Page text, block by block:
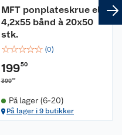
MFT ponplateskrue elf
4,2x55 bånd à 20x50
stk.
☆☆☆☆☆ (0)
19950
39900
På lager (6-20)
På lager i 9 butikker